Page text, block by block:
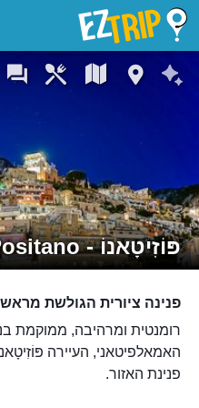
פּוֹזִיטָאנוֹ - Positano
פנינה ציורית הגולשת
רומנטית ומרהיבה, ממוקמת
פנינת האזור.
EZTrip